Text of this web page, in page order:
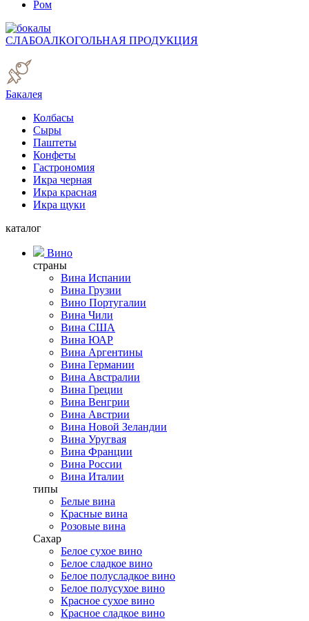
Ром
СЛАБОАЛКОГОЛЬНАЯ ПРОДУКЦИЯ
Бакалея
Колбасы
Сыры
Паштеты
Конфеты
Гастрономия
Икра черная
Икра красная
Икра щуки
каталог
Вино
страны
Вина Испании
Вина Грузии
Вино Португалии
Вина Чили
Вина США
Вина ЮАР
Вина Аргентины
Вина Германии
Вина Австралии
Вина Греции
Вина Венгрии
Вина Австрии
Вина Новой Зеландии
Вина Уругвая
Вина Франции
Вина России
Вина Италии
типы
Белые вина
Красные вина
Розовые вина
Сахар
Белое сухое вино
Белое сладкое вино
Белое полусладкое вино
Белое полусухое вино
Красное сухое вино
Красное сладкое вино